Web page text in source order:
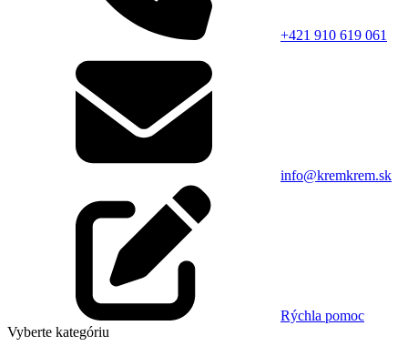
+421 910 619 061
info@kremkrem.sk
Rýchla pomoc
Vyberte kategóriu